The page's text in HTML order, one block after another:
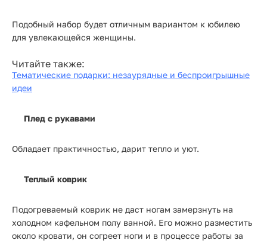
Подобный набор будет отличным вариантом к юбилею
для увлекающейся женщины.
Читайте также:
Тематические подарки: незаурядные и беспроигрышные
идеи
Плед с рукавами
Обладает практичностью, дарит тепло и уют.
Теплый коврик
Подогреваемый коврик не даст ногам замерзнуть на
холодном кафельном полу ванной. Его можно разместить
около кровати, он согреет ноги и в процессе работы за